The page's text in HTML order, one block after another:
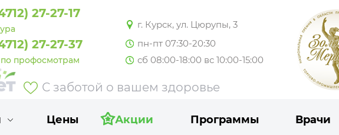
27-27-17
27-27-37
профосмотрам
г. Курск, ул. Цюрупы, 3
пн-пт 07:30-20:30
сб 08:00-18:00 вс 10:00-15:00
С заботой о вашем здоровье
Цены Акции Программы Врачи